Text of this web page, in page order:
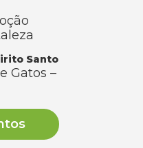
Santo
Gatos –